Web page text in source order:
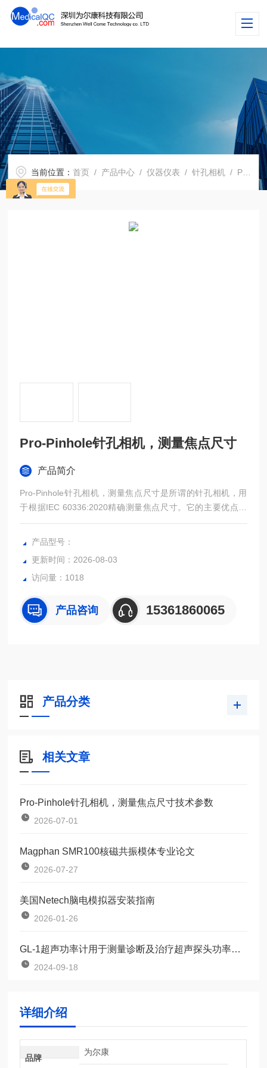
当前位置：首页 / 产品中心 /仪器仪表 /针孔相机 / Pro-Pinhole针孔相机，测量焦点尺寸
Pro-Pinhole针孔相机，测量焦点尺寸
产品简介
Pro-Pinhole针孔相机，测量焦点尺寸是所谓的针孔相机，用
于根据IEC 60336:2020精确测量焦点尺寸。它的主要优点是
可重复性、准确性和测量不同焦点大小的可能性。
产品型号：
更新时间：2026-08-03
访问量：1018
产品咨询 15361860065
产品分类
相关文章
Pro-Pinhole针孔相机，测量焦点尺寸技术参数
2026-07-01
Magphan SMR100核磁共振模体专业论文
2026-07-27
美国Netech脑电模拟器安装指南
2026-01-26
GL-1超声功率计用于测量诊断及治疗超声探头功率输出的仪器
2024-09-18
详细介绍
品牌
为尔康